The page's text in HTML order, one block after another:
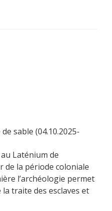
sable (04.10.2025-
au Laténium de
la période coloniale
l’archéologie permet
traite des esclaves et